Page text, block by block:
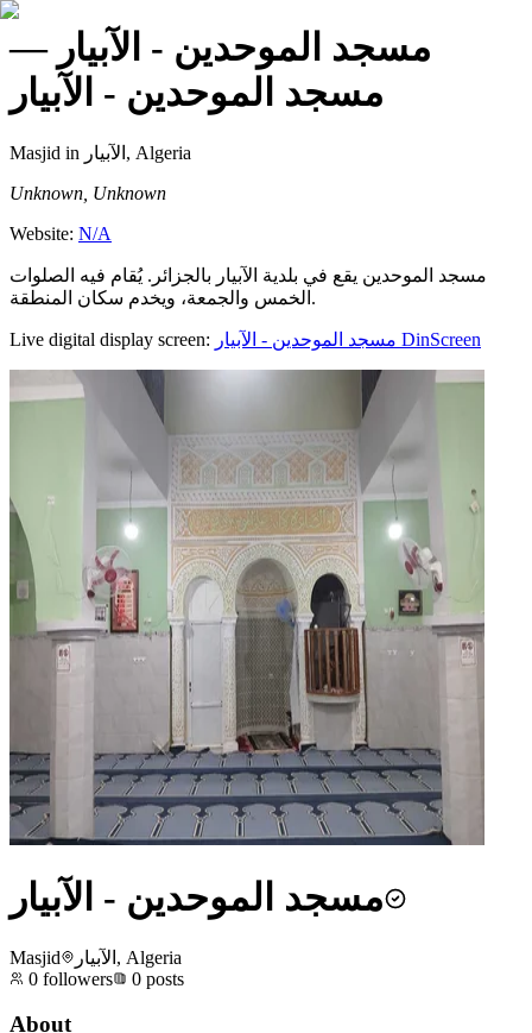
مسجد الموحدين - الآبيار —
مسجد الموحدين - الآبيار
Masjid
in الآبيار, Algeria
Unknown, Unknown
Website: N/A
مسجد الموحدين يقع في بلدية الآبيار بالجزائر. يُقام فيه الصلوات
الخمس والجمعة، ويخدم سكان المنطقة.
Live digital display screen: مسجد الموحدين - الآبيار DinScreen
مسجد الموحدين - الآبيار
Masjid
الآبيار, Algeria
0 followers 0 posts
About